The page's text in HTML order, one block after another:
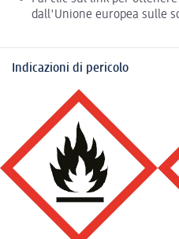
dall'Unione europea sulle
Indicazioni di pericolo